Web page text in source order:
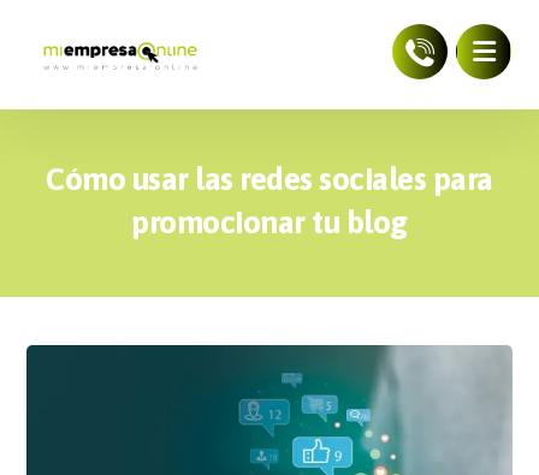
Cómo usar las redes sociales para
promocionar tu blog